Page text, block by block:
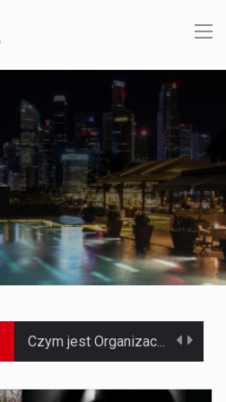
Czym jest Organizacja Traktatu Północnoatlantyckiego? Organizacja Traktatu Północnoatlantyckiego, powszechnie znana jako NATO, to międzynarodowy sojusz polityczno-wojskowy, który powstał 4 kwietnia 1949 roku. Został założony przez…